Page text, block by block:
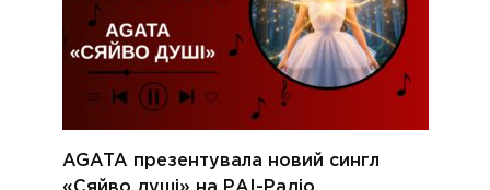
AGATA презентувала новий сингл
«Сяйво душі» на РАІ-Радіо